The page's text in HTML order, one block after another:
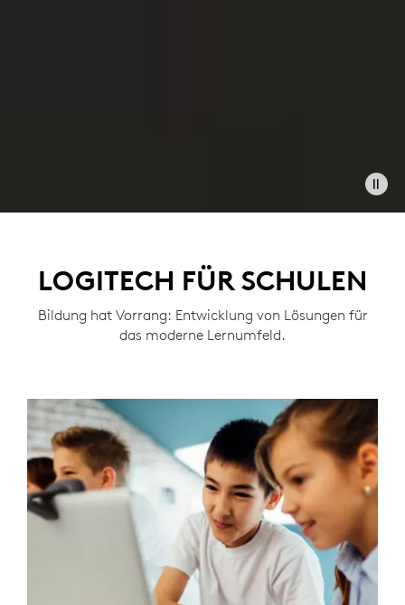
LOGITECH FÜR SCHULEN
Bildung hat Vorrang: Entwicklung von Lösungen für
das moderne Lernumfeld.